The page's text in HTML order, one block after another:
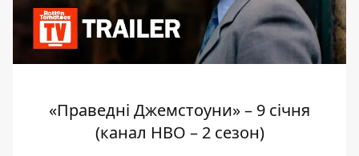
«Праведні Джемстоуни» – 9 січня
(канал HBO – 2 сезон)